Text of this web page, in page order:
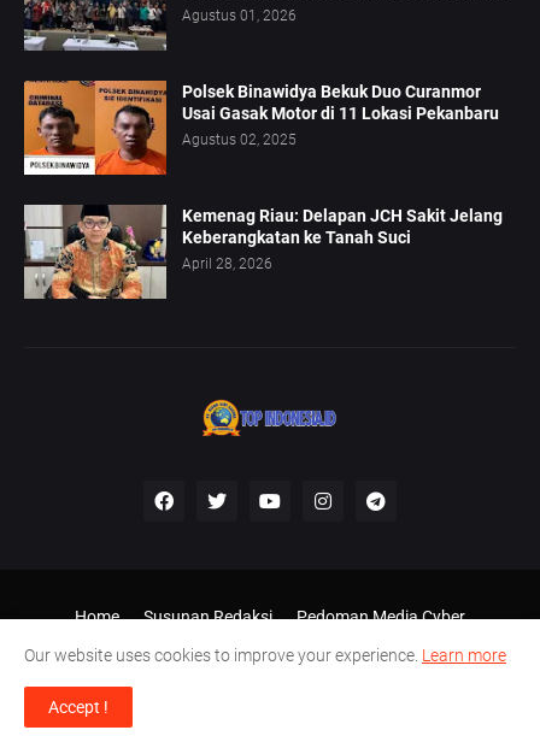
Agustus 01, 2026
Polsek Binawidya Bekuk Duo Curanmor
Usai Gasak Motor di 11 Lokasi Pekanbaru
Agustus 02, 2025
Kemenag Riau: Delapan JCH Sakit Jelang
Keberangkatan ke Tanah Suci
April 28, 2026
Shared by -
Home Susunan Redaksi
Pedoman Media Cyber
Disclaimer
Our website uses cookies to improve your experience. Learn more
Accept !